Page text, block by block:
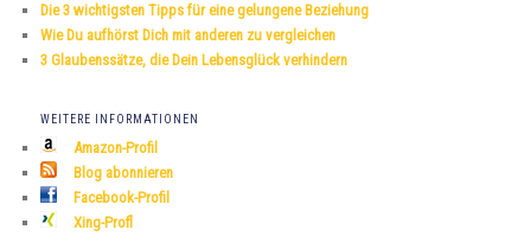
Die 3 wichtigsten Tipps für eine gelungene Beziehung
Wie Du aufhörst Dich mit anderen zu vergleichen
3 Glaubenssätze, die Dein Lebensglück verhindern
WEITERE INFORMATIONEN
Amazon-Profil
Blog abonnieren
Facebook-Profil
Xing-Profl